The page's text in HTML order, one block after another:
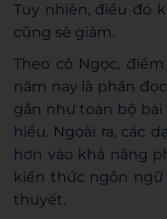
Tuy nhiên, điều đó
cũng sẽ giảm.
Theo cô Ngọc,
năm nay là phần
gần như toàn bộ
hiểu. Ngoài ra, các
hơn vào khả năng
kiến thức ngôn
thuyết.